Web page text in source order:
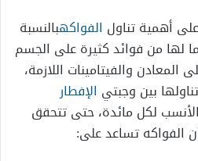
أهمية تناول الفواكهبالنسبة
لها من فوائد كثيرة على الجسم
المعادن والفيتامينات اللازمة،
بين وجبتي الإفطار
لكل مائدة، حتى تتحقق
الفواكه تساعد على: